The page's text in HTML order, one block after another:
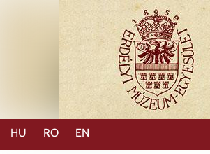
HU RO EN